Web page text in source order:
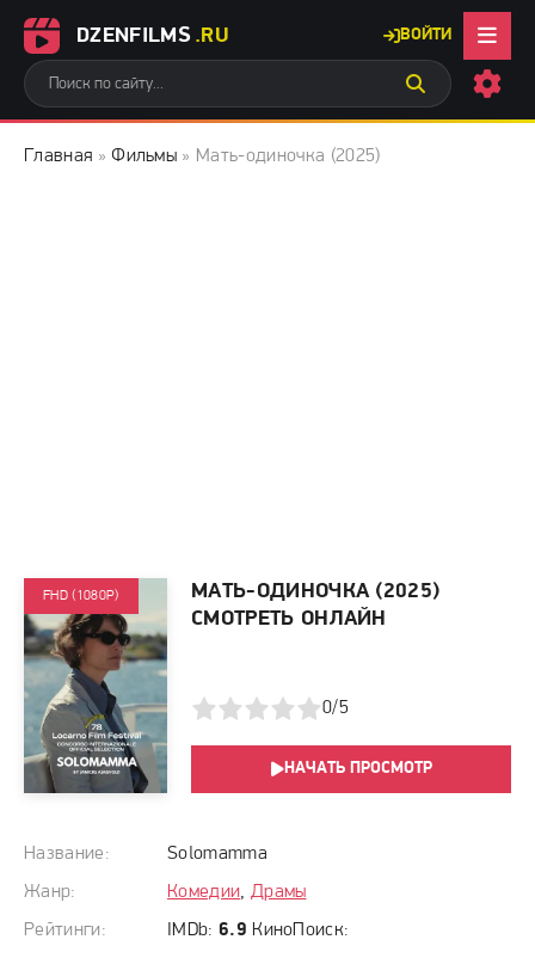
DZENFILMS .RU ВОЙТИ
Главная » Фильмы » Мать-одиночка (2025)
МАТЬ-ОДИНОЧКА (2025)
СМОТРЕТЬ ОНЛАЙН
Название:
Solomamma
Жанр:
Комедии, Драмы
Рейтинги:
IMDb: 6.9 КиноПоиск:
FHD (1080P)
1 2 3 4 0/5
НАЧАТЬ ПРОСМОТР